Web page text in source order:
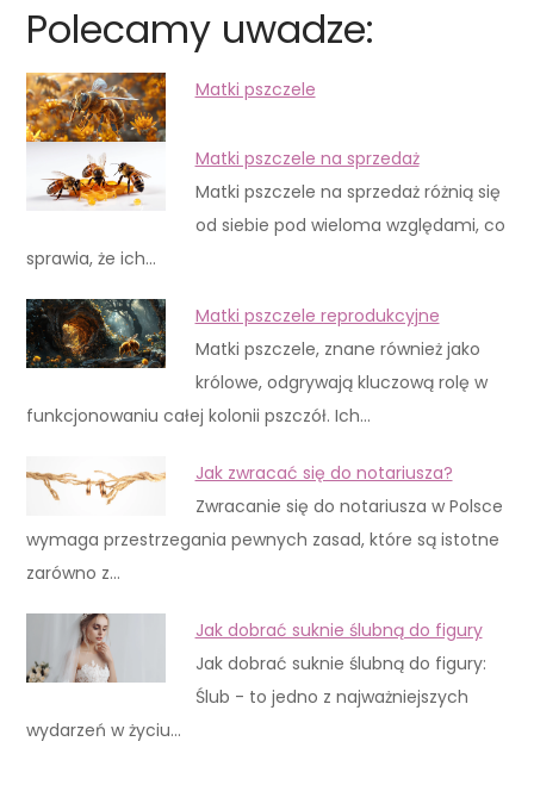
Polecamy uwadze:
Matki pszczele
Matki pszczele na sprzedaż
Matki pszczele na sprzedaż różnią się
od siebie pod wieloma względami, co
sprawia, że ich…
Matki pszczele reprodukcyjne
Matki pszczele, znane również jako
królowe, odgrywają kluczową rolę w
funkcjonowaniu całej kolonii pszczół. Ich…
Jak zwracać się do notariusza?
Zwracanie się do notariusza w Polsce
wymaga przestrzegania pewnych zasad, które są istotne
zarówno z…
Jak dobrać suknie ślubną do figury
Jak dobrać suknie ślubną do figury:
Ślub - to jedno z najważniejszych
wydarzeń w życiu…